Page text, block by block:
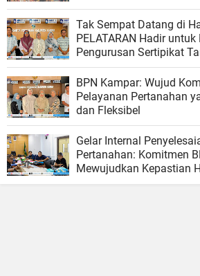
Ombudsman RI
Tak Sempat Datang di
PELATARAN Hadir
Pengurusan Sertipikat
dan Minggu
BPN Kampar: Wujud
Pelayanan Pertanahan
dan Fleksibel
Gelar Internal
Pertanahan: Komitmen
Mewujudkan Kepastian